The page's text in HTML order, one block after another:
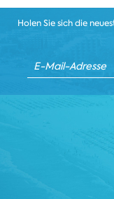
Holen Sie sich die